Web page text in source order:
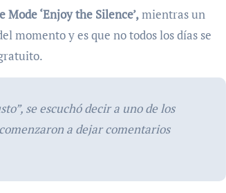
‘Enjoy the Silence’, mientras un
momento y es que no todos los días se
se escuchó decir a uno de los
a dejar comentarios